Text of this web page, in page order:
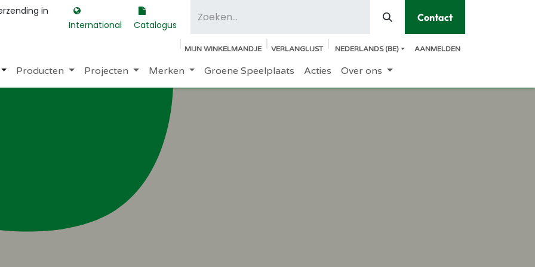
in
International Catalogus
Contact
MIJN WINKELMANDJE VERLANGLIJST NEDERLANDS (BE) AANMELDEN
Producten Projecten Merken Groene Speelplaats Acties Over ons